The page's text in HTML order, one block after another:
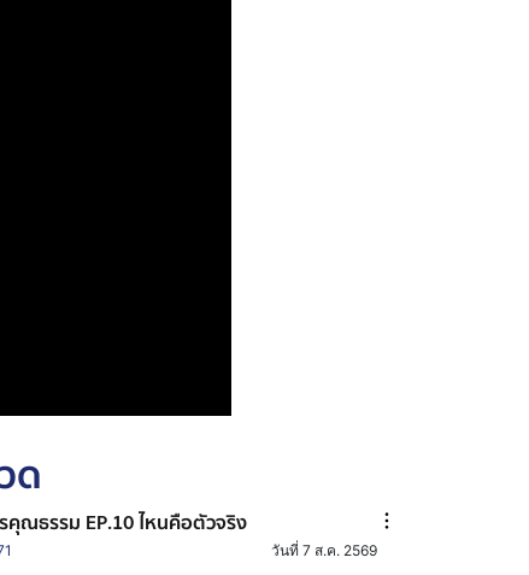
ด
คุณธรรม EP.10 ไหนคือตัวจริง
วันที่ 7 ส.ค. 2569